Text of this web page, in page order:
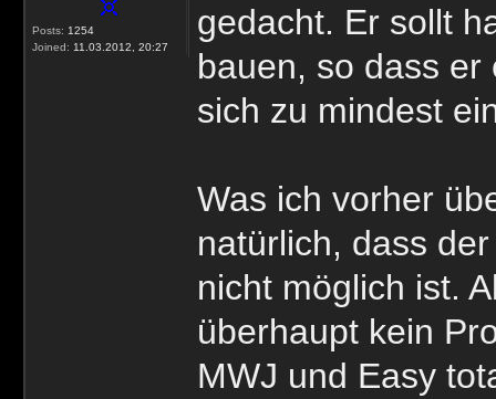
Posts: 1254
Joined: 11.03.2012, 20:27
gedacht. Er sollt
bauen, so dass
sich zu mindest
Was ich vorher
natürlich, dass
nicht möglich ist.
überhaupt kein
MWJ und Easy